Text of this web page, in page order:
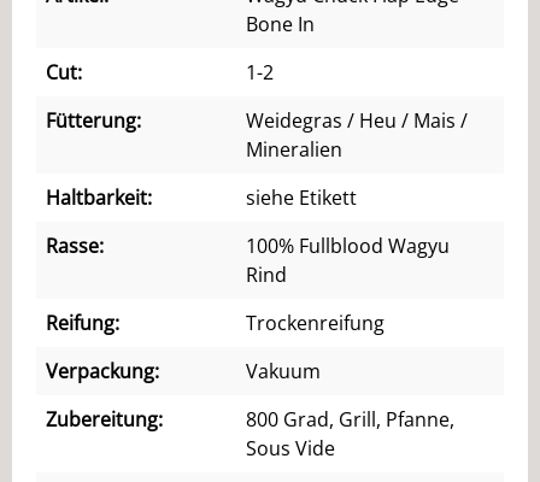
Bone In
Cut:
1-2
Fütterung:
Weidegras / Heu / Mais /
Mineralien
Haltbarkeit:
siehe Etikett
Rasse:
100% Fullblood Wagyu
Rind
Reifung:
Trockenreifung
Verpackung:
Vakuum
Zubereitung:
800 Grad, Grill, Pfanne,
Sous Vide